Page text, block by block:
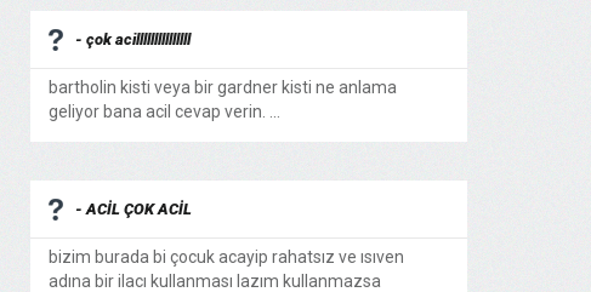
- çok acilllllllllllllll
bartholin kisti veya bir gardner kisti ne anlama
geliyor bana acil cevap verin. ...
- ACİL ÇOK ACİL
bizim burada bi çocuk acayip rahatsız ve ısıven
adına bir ilacı kullanması lazım kullanmazsa